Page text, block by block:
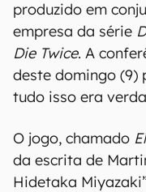
produzido em
empresa da série
Die Twice. A
deste domingo (9)
tudo isso era
O jogo, chamado
da escrita de
Hidetaka